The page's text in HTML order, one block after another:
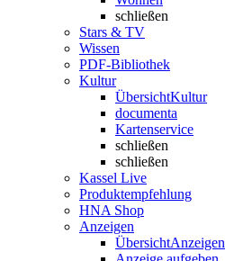
schließen
Stars & TV
Wissen
PDF-Bibliothek
Kultur
ÜbersichtKultur
documenta
Kartenservice
schließen
schließen
Kassel Live
Produktempfehlung
HNA Shop
Anzeigen
ÜbersichtAnzeigen